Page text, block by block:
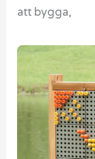
att bygga,